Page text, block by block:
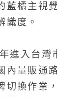
藍橘主視
識度。
進入台灣
內量販通
切換作業